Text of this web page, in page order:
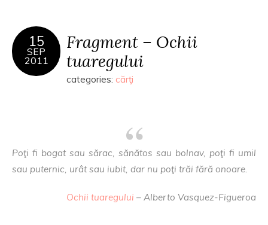
15
SEP
2011
Fragment – Ochii
tuaregului
categories: cărţi
Poţi fi bogat sau sărac, sănătos sau bolnav, poţi fi umil
sau puternic, urât sau iubit, dar nu poţi trăi fără onoare.
Ochii tuaregului – Alberto Vasquez-Figueroa